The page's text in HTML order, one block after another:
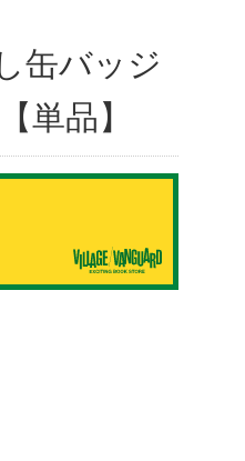
缶バッジ
単品】